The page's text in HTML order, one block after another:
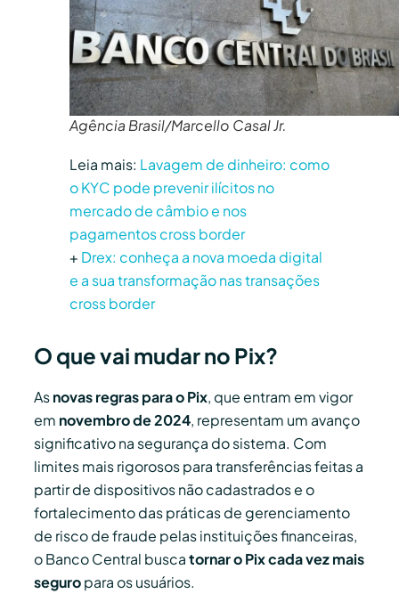
Agência Brasil/Marcello Casal Jr.
Leia mais: Lavagem de dinheiro: como
o KYC pode prevenir ilícitos no
mercado de câmbio e nos
pagamentos cross border
+ Drex: conheça a nova moeda digital
e a sua transformação nas transações
cross border
O que vai mudar no Pix?
Asnovas regras para o Pix, que entram em vigor
em novembro de 2024, representam um avanço
significativo na segurança do sistema. Com
limites mais rigorosos para transferências feitas a
partir de dispositivos não cadastrados e o
fortalecimento das práticas de gerenciamento
de risco de fraude pelas instituições financeiras,
o Banco Central buscatornar o Pix cada vez mais
seguropara os usuários.